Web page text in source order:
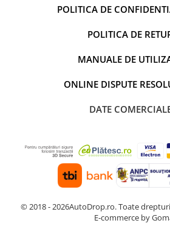
POLITICA DE
POLITICA DE
MANUALE DE
ONLINE DISPUTE
DATE
© 2018 - 2026AutoDrop.ro. Toate
E-commerce by